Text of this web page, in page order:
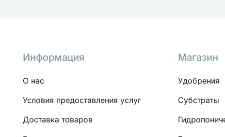
Информация
О нас
Условия предоставления услуг
Доставка товаров
Магазин
Удобрения
Субстраты